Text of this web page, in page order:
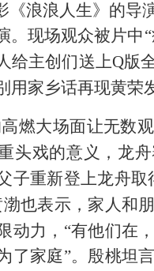
《浪浪人生》 的导
。现场观众被片中
给主创们送上Q版
用家乡话再现黄荣
燃大场面让无数
头戏的意义，龙
子重新登上龙舟
也表示，家人和
动力， “有他们在
了家庭”。 殷桃坦